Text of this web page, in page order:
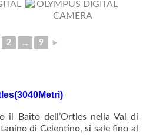
2 ... 9 ►
il Baito dell’Ortles nella Val di
di Celentino, si sale fino al